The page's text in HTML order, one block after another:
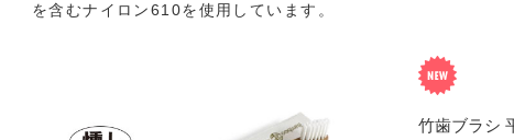
を含むナイロン610を使用しています。
竹歯ブラシ